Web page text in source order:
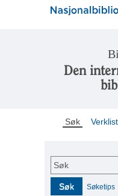
Den
Søk
Søk
Søk Søketips